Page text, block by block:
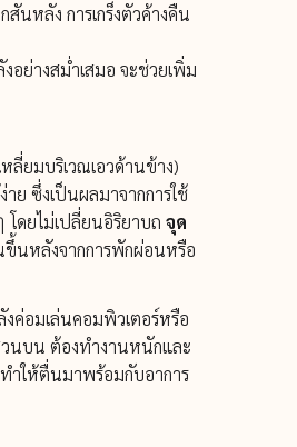
นหลัง การเกร็งตัวค้างคืน
อย่างสม่ำเสมอ จะช่วยเพิ่ม
ลี่ยมบริเวณเอวด้านข้าง)
าย ซึ่งเป็นผลมาจากการใช้
ดยไม่เปลี่ยนอิริยาบถ จุด
ขึ้นหลังจากการพักผ่อนหรือ
ค่อมเล่นคอมพิวเตอร์หรือ
นบน ต้องทำงานหนักและ
ทำให้ตื่นมาพร้อมกับอาการ